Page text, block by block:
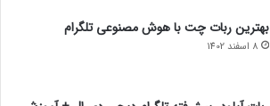
بهترین ربات چت با هوش مصنوعی تلگرام
8 اسفند 1402